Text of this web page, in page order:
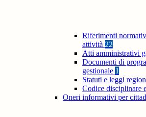
Riferimenti
attività 22
Atti amministrativi
Documenti di
gestionale 1
Statuti e leggi
Codice disciplinare
Oneri informativi per